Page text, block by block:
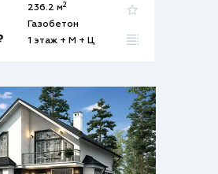
236.2 м2
Газобетон
1 этаж + М + Ц